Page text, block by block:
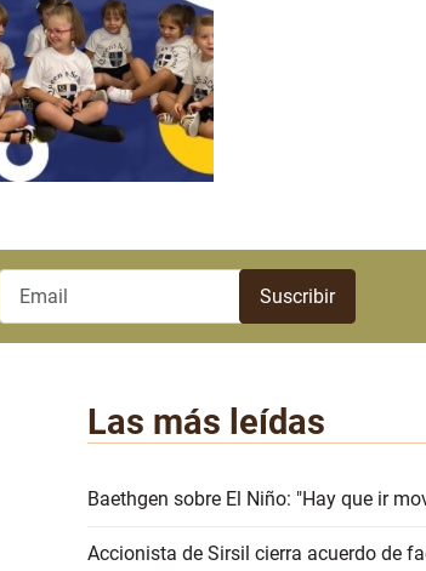
Las más leídas
Baethgen sobre El Niño: "Hay que ir
Accionista de Sirsil cierra acuerdo de